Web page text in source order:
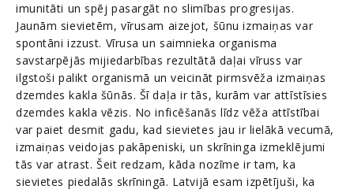
imunitāti un spēj pasargāt no slimības progresijas.
Jaunām sievietēm, vīrusam aizejot, šūnu izmaiņas var
spontāni izzust. Vīrusa un saimnieka organisma
savstarpējās mijiedarbības rezultātā daļai vīruss var
ilgstoši palikt organismā un veicināt pirmsvēža izmaiņas
dzemdes kakla šūnās. Šī daļa ir tās, kurām var attīstīsies
dzemdes kakla vēzis. No inficēšanās līdz vēža attīstībai
var paiet desmit gadu, kad sievietes jau ir lielākā vecumā,
izmaiņas veidojas pakāpeniski, un skrīninga izmeklējumi
tās var atrast. Šeit redzam, kāda nozīme ir tam, ka
sievietes piedalās skrīningā. Latvijā esam izpētījuši, ka